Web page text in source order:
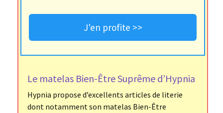
J'en profite >>
Le matelas Bien-Être Suprême d’Hypnia
Hypnia propose d’excellents articles de literie
dont notamment son matelas Bien-Être